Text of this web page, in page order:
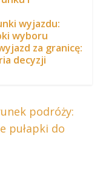
wyjazdu:
wyboru
za granicę:
decyzji
podróży:
pułapki do